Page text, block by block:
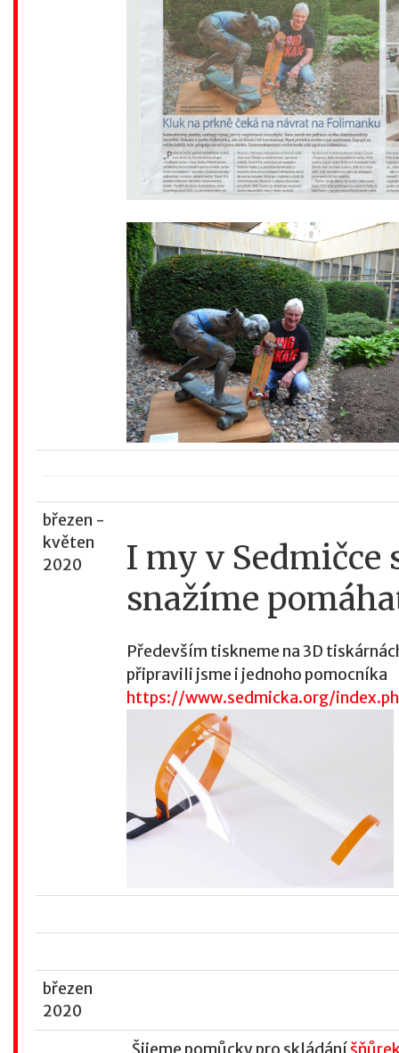
březen -
květen
2020
I my v Sedmičce
snažíme
Především tiskneme na 3D
připravili jsme i jednoho pomocníka
https://www.sedmicka.org/
březen
2020